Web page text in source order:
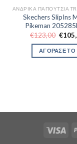
Skechers SlipIns
Pikeman
€123,00
was:
€
ΑΓΟΡΑΣΕ ΤΟ